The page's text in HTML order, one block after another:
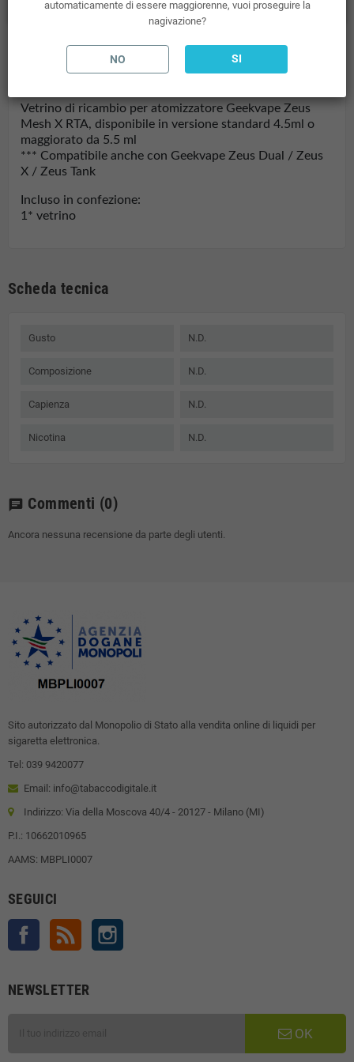
Vetrino di ricambio per atomizzatore Geekvape Zeus
Mesh X RTA, disponibile in versione standard 4.5ml o
maggiorato da 5.5 ml
*** Compatibile anche con Geekvape Zeus Dual / Zeus
X / Zeus Tank
Incluso in confezione:
1* vetrino
Scheda tecnica
Gusto N.D.
Composizione N.D.
Capienza N.D.
Nicotina N.D.
chat Commenti (0)
Ancora nessuna recensione da parte degli utenti.
Sito autorizzato dal Monopolio di Stato alla vendita online di liquidi per
sigaretta elettronica.
Tel: 039 9420077
Email: info@tabaccodigitale.it
Indirizzo: Via della Moscova 40/4 - 20127 - Milano (MI)
P.I.: 10662010965
AAMS: MBPLI0007
SEGUICI
Facebook Rss
NEWSLETTER
OK
automaticamente di essere maggiorenne, vuoi proseguire la
nagivazione?
NO SI